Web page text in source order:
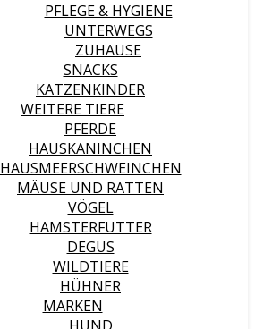
PFLEGE & HYGIENE
UNTERWEGS
ZUHAUSE
SNACKS
KATZENKINDER
WEITERE TIERE
PFERDE
HAUSKANINCHEN
HAUSMEERSCHWEINCHEN
MÄUSE UND RATTEN
VÖGEL
HAMSTERFUTTER
DEGUS
WILDTIERE
HÜHNER
MARKEN